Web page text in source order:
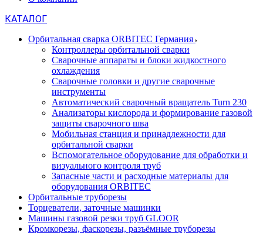
КАТАЛОГ
Орбитальная сварка ORBITEC Германия
Контроллеры орбитальной сварки
Сварочные аппараты и блоки жидкостного
охлаждения
Сварочные головки и другие сварочные
инструменты
Автоматический сварочный вращатель Turn 230
Анализаторы кислорода и формирование газовой
защиты сварочного шва
Мобильная станция и принадлежности для
орбитальной сварки
Вспомогательное оборудование для обработки и
визуального контроля труб
Запасные части и расходные материалы для
оборудования ORBITEC
Орбитальные труборезы
Торцеватели, заточные машинки
Машины газовой резки труб GLOOR
Кромкорезы, фаскорезы, разъёмные труборезы